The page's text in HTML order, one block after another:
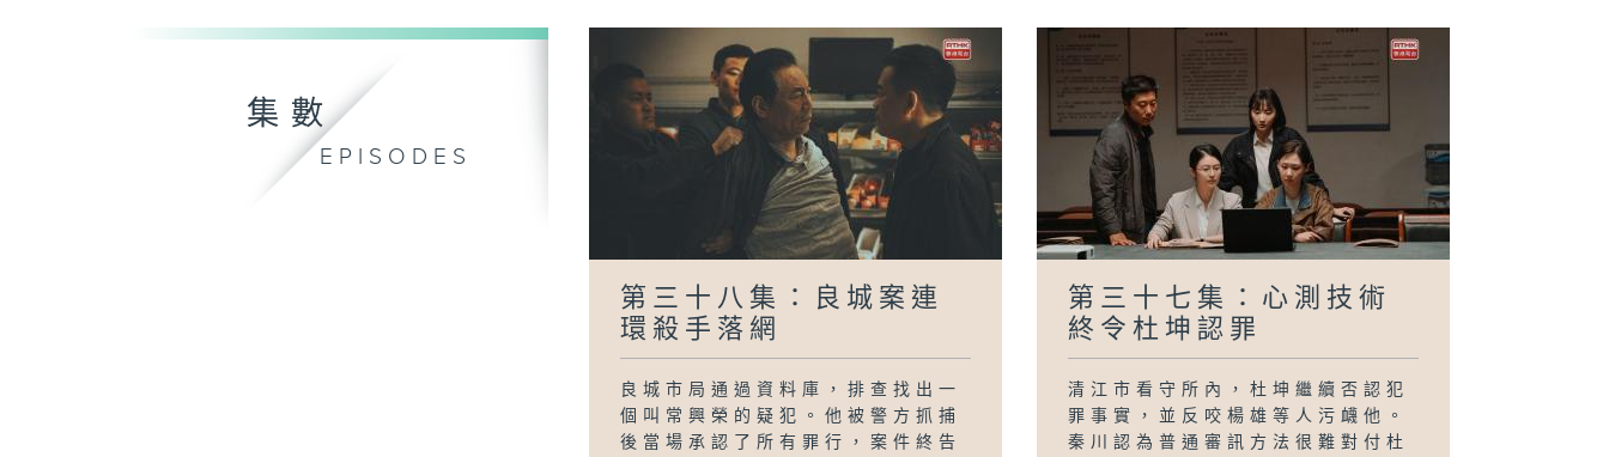
集數
EPISODES
第三十八集：良城案連
環殺手落網
良城市局通過資料庫，排查找出一
個叫常興榮的疑犯。他被警方抓捕
後當場承認了所有罪行，案件終告
第三十七集：心測技術
終令杜坤認罪
清江市看守所內，杜坤繼續否認犯
罪事實，並反咬楊雄等人污衊他。
秦川認為普通審訊方法很難對付杜